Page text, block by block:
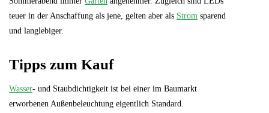
teuer in der Anschaffung als jene, gelten aber als Strom sparend
und langlebiger.
Tipps zum Kauf
Wasser- und Staubdichtigkeit ist bei einer im Baumarkt
erworbenen Außenbeleuchtung eigentlich Standard.